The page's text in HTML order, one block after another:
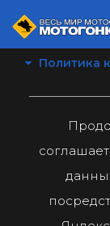
Политика